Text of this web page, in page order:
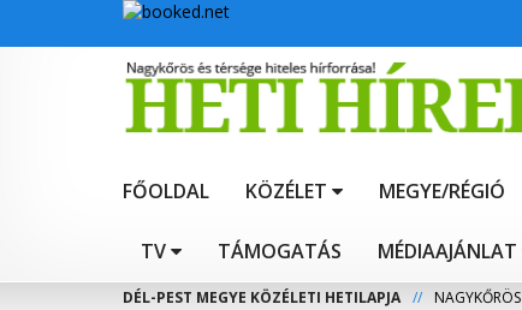
FŐOLDAL KÖZÉLET MEGYE/RÉGIÓ
TV TÁMOGATÁS MÉDIAAJÁNLAT
DÉL-PEST MEGYE KÖZÉLETI HETILAPJA // NAGYKŐRÖS